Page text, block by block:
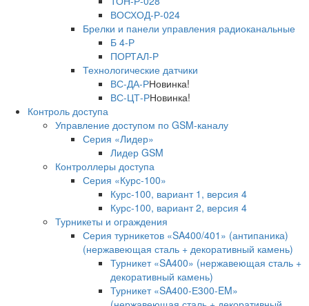
ВОСХОД-Р-024
Брелки и панели управления радиоканальные
Б 4-Р
ПОРТАЛ-Р
Технологические датчики
ВС-ДА-РНовинка!
ВС-ЦТ-РНовинка!
Контроль доступа
Управление доступом по GSM-каналу
Серия «Лидер»
Лидер GSM
Контроллеры доступа
Серия «Курс-100»
Курс-100, вариант 1, версия 4
Курс-100, вариант 2, версия 4
Турникеты и ограждения
Серия турникетов «SA400/401» (антипаника)
(нержавеющая сталь + декоративный камень)
Турникет «SA400» (нержавеющая сталь +
декоративный камень)
Турникет «SA400-Е300-EM»